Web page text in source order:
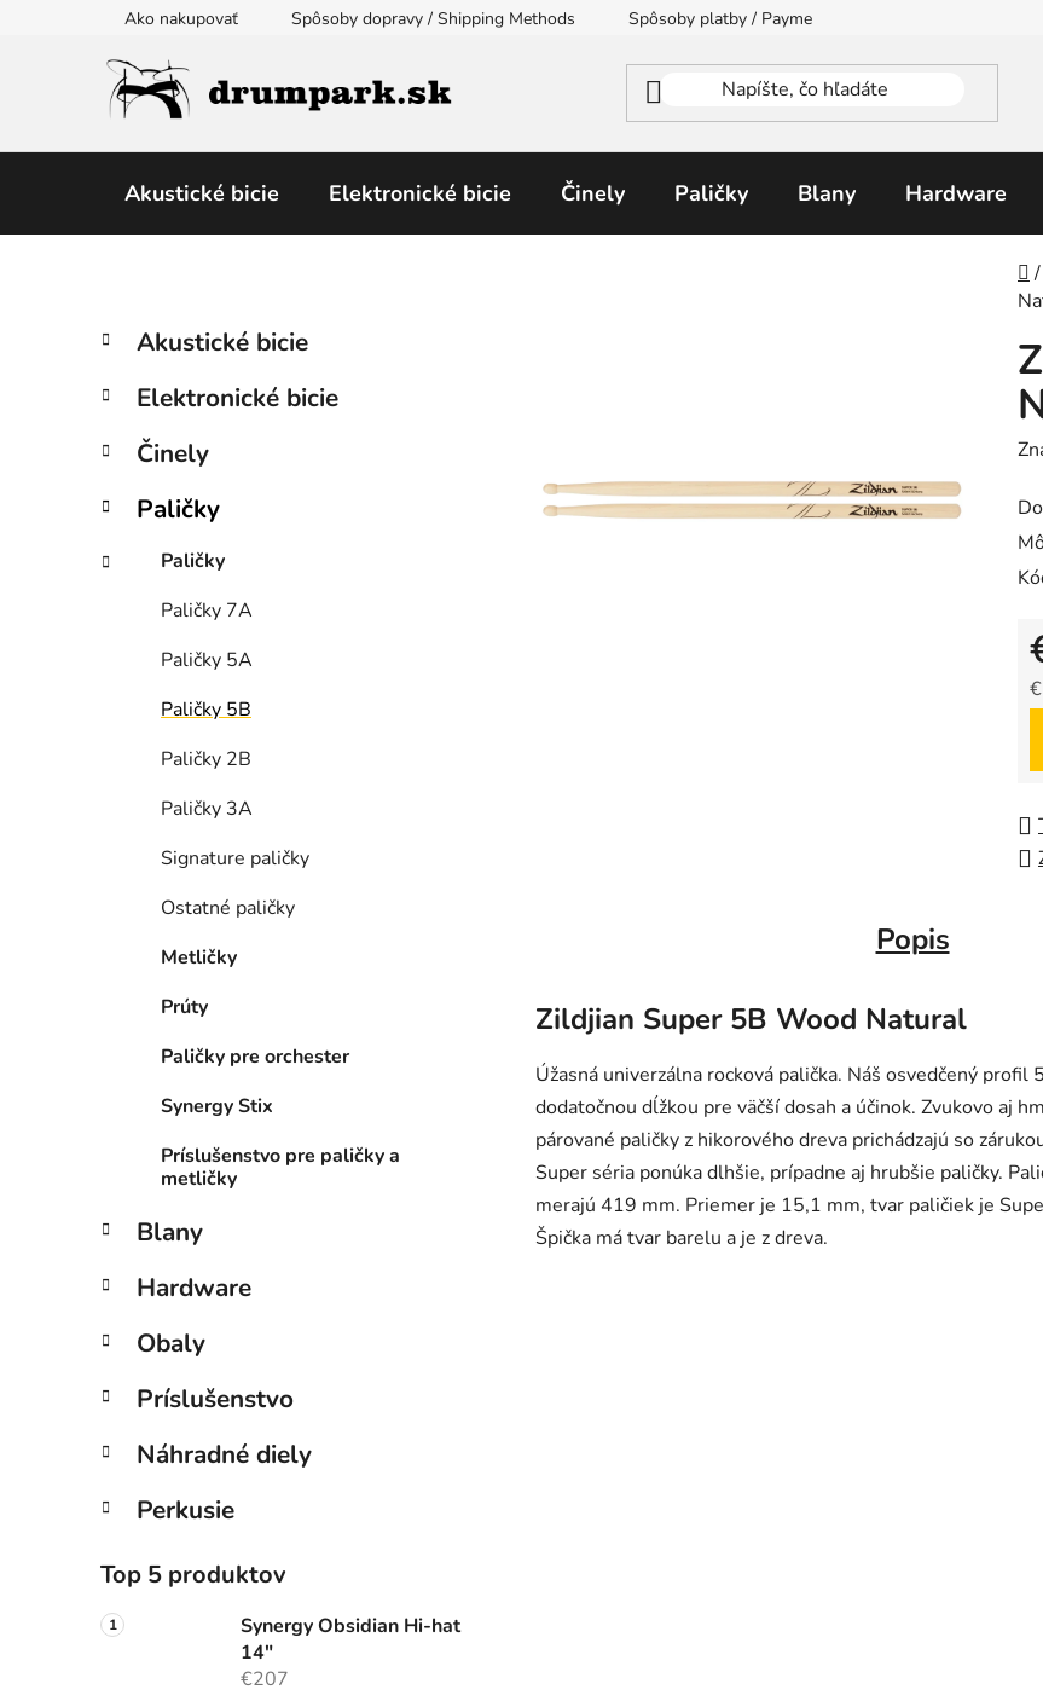
Ako nakupovať Spôsoby dopravy / Shipping Methods Spôsoby platby / Payment Methods
Akustické bicie Elektronické bicie Činely Paličky Blany Hardware
/
B
č
ý
a
n
e
Preskočiť
kategórie
K
a
e
ó
i
Akustické bicie
Elektronické bicie
Činely
Paličky
Paličky
Paličky 7A
Paličky 5A
Paličky 5B
Paličky 2B
Paličky 3A
Signature paličky
Ostatné paličky
Metličky
Prúty
Paličky pre orchester
Synergy Stix
Príslušenstvo pre paličky a
metličky
Blany
Hardware
Obaly
Príslušenstvo
Náhradné diely
Perkusie
Top 5 produktov
Synergy Obsidian Hi-hat
14"
€207
Popis
Zildjian Super 5B Wood Natural
Úžasná univerzálna rocková palička. Náš osvedčený profil
dodatočnou dĺžkou pre väčší dosah a účinok. Zvukovo aj
párované paličky z hikorového dreva prichádzajú so
Super séria ponúka dlhšie, prípadne aj hrubšie paličky.
merajú 419 mm. Priemer je 15,1 mm, tvar paličiek je
Špička má tvar barelu a je z dreva.